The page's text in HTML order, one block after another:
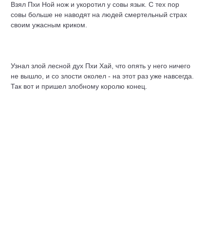
Взял Пхи Ной нож и укоротил у совы язык. С тех пор
совы больше не наводят на людей смертельный страх
своим ужасным криком.
Узнал злой лесной дух Пхи Хай, что опять у него ничего
не вышло, и со злости околел - на этот раз уже навсегда.
Так вот и пришел злобному королю конец.